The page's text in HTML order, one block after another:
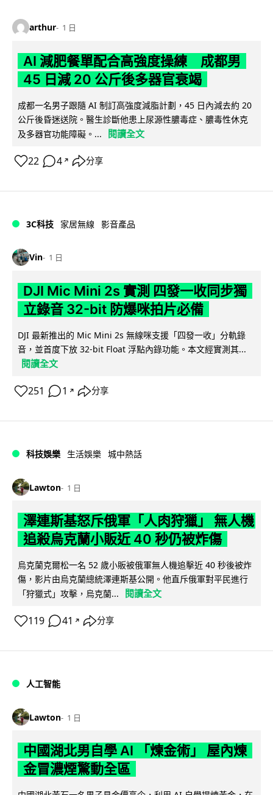
arthur 1 日
AI 減肥餐單配合高強度操練 成都男
45 日減 20 公斤後多器官衰竭
成都一名男子跟隨 AI 制訂高強度減脂計劃，45 日內減去約 20
公斤後昏迷送院。醫生診斷他患上尿源性膿毒症、膿毒性休克
及多器官功能障礙。...
閱讀全文
22 4 ↗ 分享
3C科技 家居無線 影音產品
Vin 1 日
DJI Mic Mini 2s 實測 四發一收同步獨
立錄音 32-bit 防爆咪拍片必備
DJI 最新推出的 Mic Mini 2s 無線咪支援「四發一收」分軌錄
音，並首度下放 32-bit Float 浮點內錄功能。本文經實測其...
閱讀全文
251 1 ↗ 分享
科技娛樂 生活娛樂 城中熱話
Lawton 1 日
澤連斯基怒斥俄軍「人肉狩獵」 無人機
追殺烏克蘭小販近 40 秒仍被炸傷
烏克蘭克爾松一名 52 歲小販被俄軍無人機追擊近 40 秒後被炸
傷，影片由烏克蘭總統澤連斯基公開。他直斥俄軍對平民進行
「狩獵式」攻擊，烏克蘭...
閱讀全文
119 41 ↗ 分享
人工智能
Lawton 1 日
中國湖北男自學 AI 「煉金術」 屋內煉
金冒濃煙驚動全區